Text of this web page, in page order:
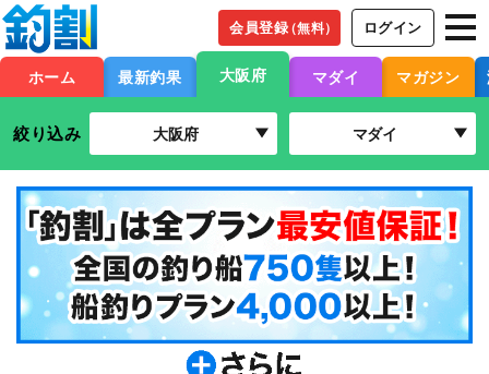
会員登録（無料） ログイン
ホーム 最新釣果 大阪府 マダイ マガジン
絞り込み 大阪府 マダイ